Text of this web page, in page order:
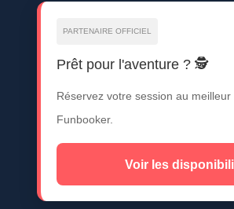
PARTENAIRE OFFICIEL
Prêt pour l'aventure ? 🕵️
Réservez votre session au meilleur
Funbooker.
Voir les
👻Horreur
🚀Science-fiction
✍Blog